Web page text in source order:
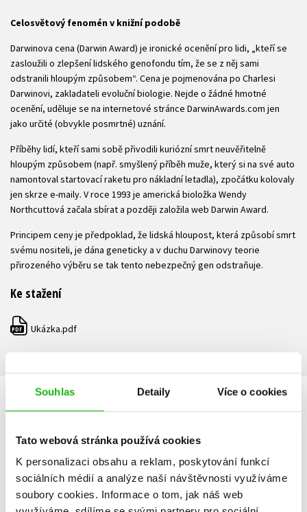
Souhlas Detaily Více o cookies
Tato webová stránka používá cookies
K personalizaci obsahu a reklam, poskytování funkcí
sociálních médií a analýze naší návštěvnosti využíváme
soubory cookies. Informace o tom, jak náš web
Celosvětový fenomén v knižní podobě
Darwinova cena (Darwin Award) je ironické ocenění pro lidi, „kteří se
zasloužili o zlepšení lidského genofondu tím, že se z něj sami
odstranili hloupým způsobem“. Cena je pojmenována po Charlesi
Darwinovi, zakladateli evoluční biologie. Nejde o žádné hmotné
ocenění, uděluje se na internetové stránce DarwinAwards.com jen
jako určité (obvykle posmrtné) uznání.
Příběhy lidí, kteří sami sobě přivodili kuriózní smrt neuvěřitelně
hloupým způsobem (např. smyšlený příběh muže, který si na své auto
namontoval startovací raketu pro nákladní letadla), zpočátku kolovaly
jen skrze e-maily. V roce 1993 je americká bioložka Wendy
Northcuttová začala sbírat a později založila web Darwin Award.
Principem ceny je předpoklad, že lidská hloupost, která způsobí smrt
svému nositeli, je dána geneticky a v duchu Darwinovy teorie
přirozeného výběru se tak tento nebezpečný gen odstraňuje.
Ke stažení
PDF Ukázka.pdf
HODNOCENÍ ČTENÁŘŮ
V současné době nejsou vytvořena žádná uživatelská hodnocení.
Vaše hodnocení
Uživatelskou recenzi mohou vkládat pouze registrovaní uživatelé